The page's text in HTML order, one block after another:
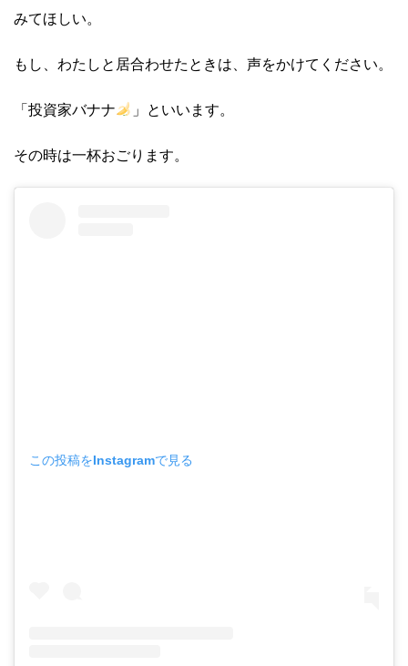
みてほしい。
もし、わたしと居合わせたときは、声をかけてください。
「投資家バナナ 」といいます。
その時は一杯おごります。
この投稿をInstagramで見る